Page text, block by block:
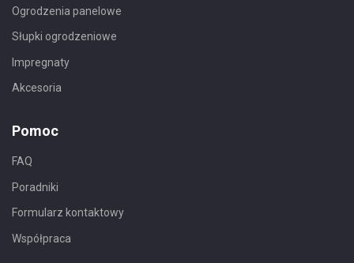
Ogrodzenia panelowe
Słupki ogrodzeniowe
Impregnaty
Akcesoria
Pomoc
FAQ
Poradniki
Formularz kontaktowy
Współpraca